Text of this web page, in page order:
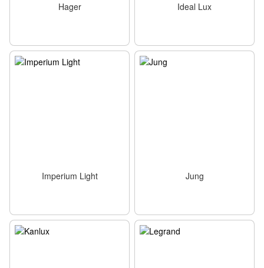
Hager Ideal Lux
Imperium Light Jung